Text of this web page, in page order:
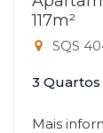
117m²
SQS
3 Quartos
Mais